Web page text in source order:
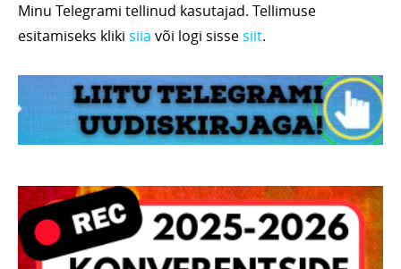
Minu Telegrami tellinud kasutajad. Tellimuse
esitamiseks kliki siia või logi sissesiit.